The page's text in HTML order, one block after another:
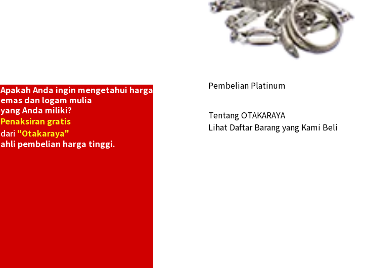
Apakah Anda ingin mengetahui harga
emas dan logam mulia
yang Anda miliki?
Penaksiran gratis
dari "Otakaraya"
ahli pembelian harga tinggi.
Pembelian Platinum
Tentang OTAKARAYA
Lihat Daftar Barang yang Kami Beli